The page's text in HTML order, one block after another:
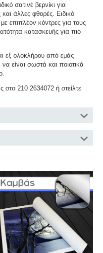
σατινέ βερνίκι για
άλλες φθορές. Ειδικό
επιπλέον κόντρες για τους
κατασκευής για πιο
εξ ολοκλήρου από εμάς
είναι σωστά και ποιοτικά
στο 210 2634072 ή στείλτε